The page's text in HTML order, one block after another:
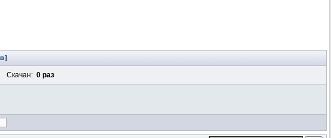
0 раз